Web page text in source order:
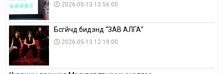
2026-05-13 13:56:00
Бүсгүйчүүд бидэнд “ЗАВ АЛГА”
2026-05-13 12:19:00